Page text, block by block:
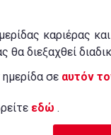
καριέρας
θα διεξαχθεί
σε αυτόν
εδώ .